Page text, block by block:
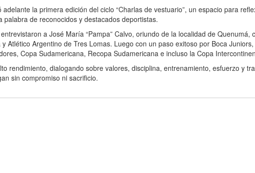
la primera edición del ciclo “Charlas de vestuario”, un espacio para
de reconocidos y destacados deportistas.
a José María “Pampa” Calvo, oriundo de la localidad de Quenumá,
Atlético Argentino de Tres Lomas. Luego con un paso exitoso por Boca
Copa Sudamericana, Recopa Sudamericana e incluso la Copa
rendimiento, dialogando sobre valores, disciplina, entrenamiento, esfuerzo y
sin compromiso ni sacrificio.